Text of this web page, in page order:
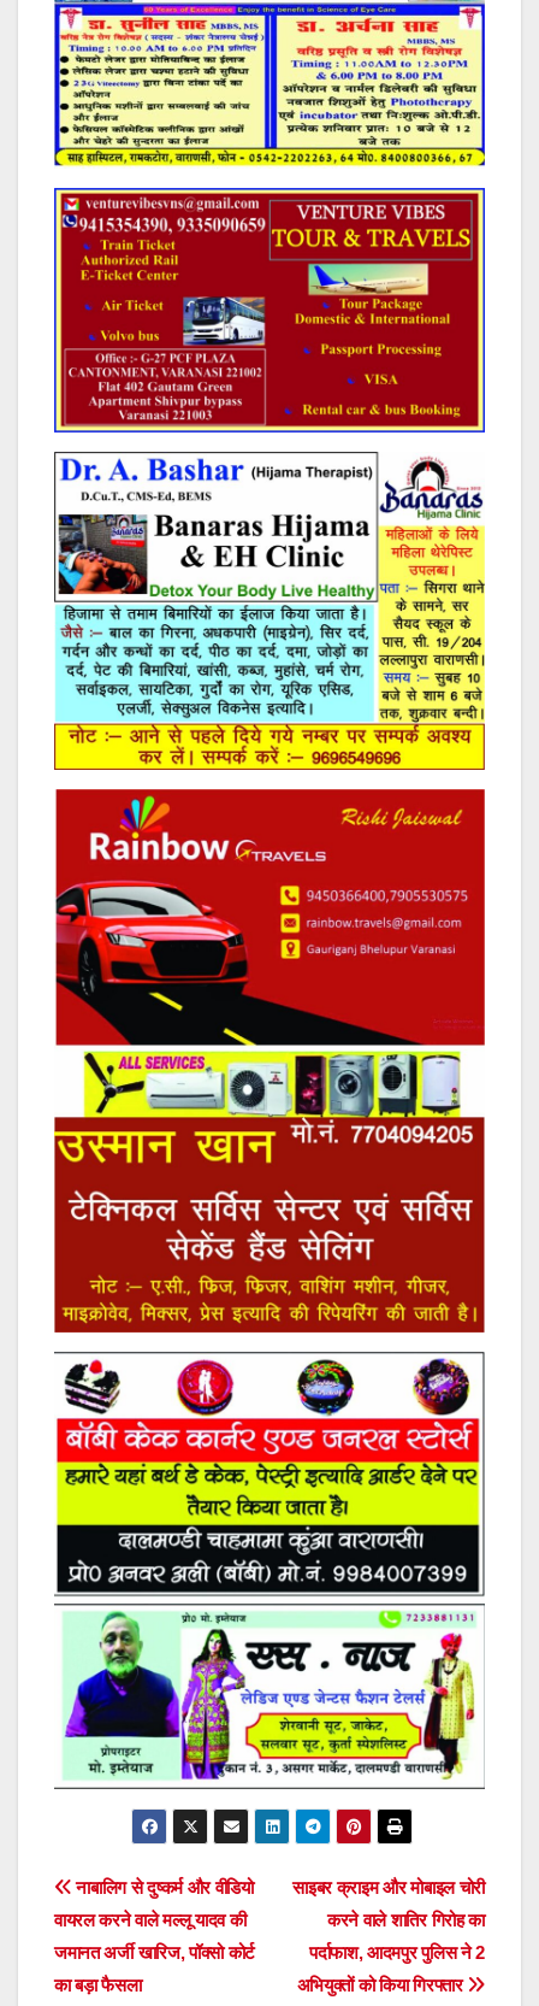
Post
navigation
साइबर क्राइम और मोबाइल चोरी
करने वाले शातिर गिरोह का
पर्दाफाश, आदमपुर पुलिस ने 2
अभियुक्तों को किया गिरफ्तार
नाबालिग से दुष्कर्म और वीडियो
वायरल करने वाले मल्लू यादव की
जमानत अर्जी खारिज, पॉक्सो कोर्ट
का बड़ा फैसला